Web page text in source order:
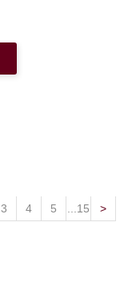
3 4 5 ...15 >